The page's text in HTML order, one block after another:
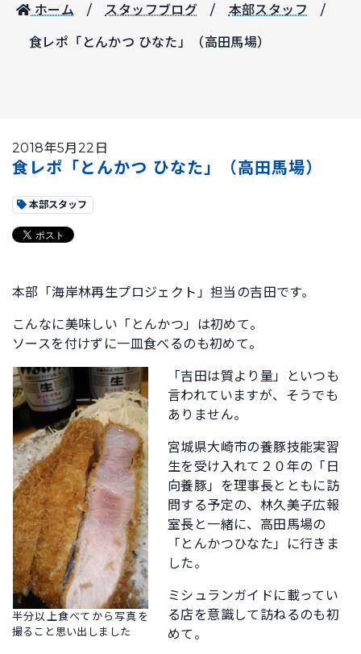
ホーム スタッフブログ 本部スタッフ
食レポ「とんかつ ひなた」（高田馬場）
2018年5月22日
食レポ「とんかつ ひなた」（高田馬場）
本部スタッフ
本部「海岸林再生プロジェクト」担当の吉田です。
こんなに美味しい「とんかつ」は初めて。
ソースを付けずに一皿食べるのも初めて。
半分以上食べてから写真を
撮ること思い出しました
「吉田は質より量」といつも
言われていますが、そうでも
ありません。
宮城県大崎市の養豚技能実習
生を受け入れて２０年の「日
向養豚」を理事長とともに訪
問する予定の、林久美子広報
室長と一緒に、高田馬場の
「とんかつひなた」に行きま
した。
ミシュランガイドに載ってい
る店を意識して訪ねるのも初
めて。